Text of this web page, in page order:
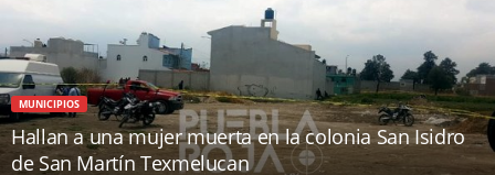
MUNICIPIOS
Hallan a una mujer muerta en la colonia San Isidro
de San Martín Texmelucan